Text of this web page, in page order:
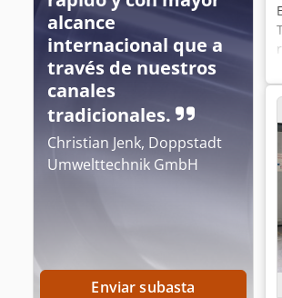
alcance
internacional que a
través de nuestros
canales
tradicionales.
Christian Jenk, Doppstadt
Umwelttechnik GmbH
Enviar subasta